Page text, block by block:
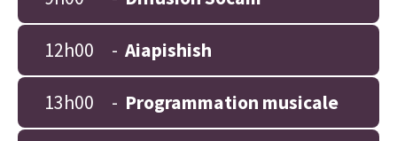
12h00 - Aiapishish
13h00 - Programmation musicale